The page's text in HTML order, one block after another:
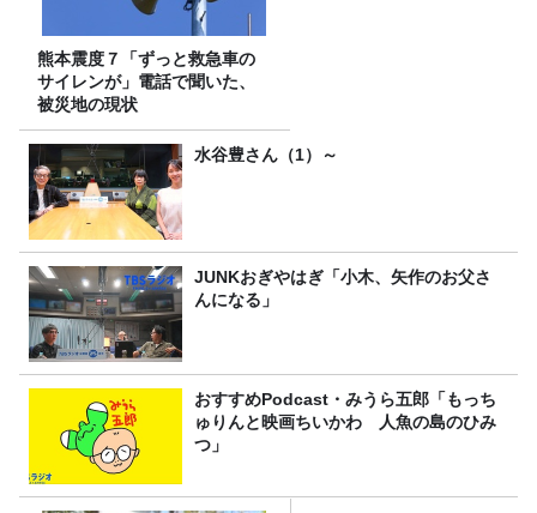
熊本震度７「ずっと救急車の
サイレンが」電話で聞いた、
被災地の現状
水谷豊さん（1）～
JUNKおぎやはぎ「小木、矢作のお父さ
んになる」
おすすめPodcast・みうら五郎「もっち
ゅりんと映画ちいかわ 人魚の島のひみ
つ」